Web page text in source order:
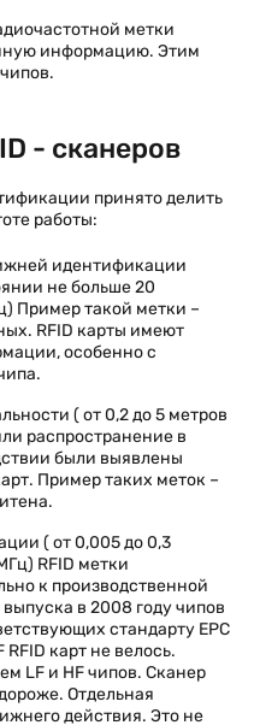
метки
информацию. Этим
- сканеров
принято делить
работы:
идентификации
не больше 20
Пример такой метки –
RFID карты имеют
особенно с
( от 0,2 до 5 метров
распространение в
были выявлены
Пример таких меток –
( от 0,005 до 0,3
RFID метки
к производственной
в 2008 году чипов
стандарту EPC
карт не велось.
LF и HF чипов. Сканер
Отдельная
действия. Это не